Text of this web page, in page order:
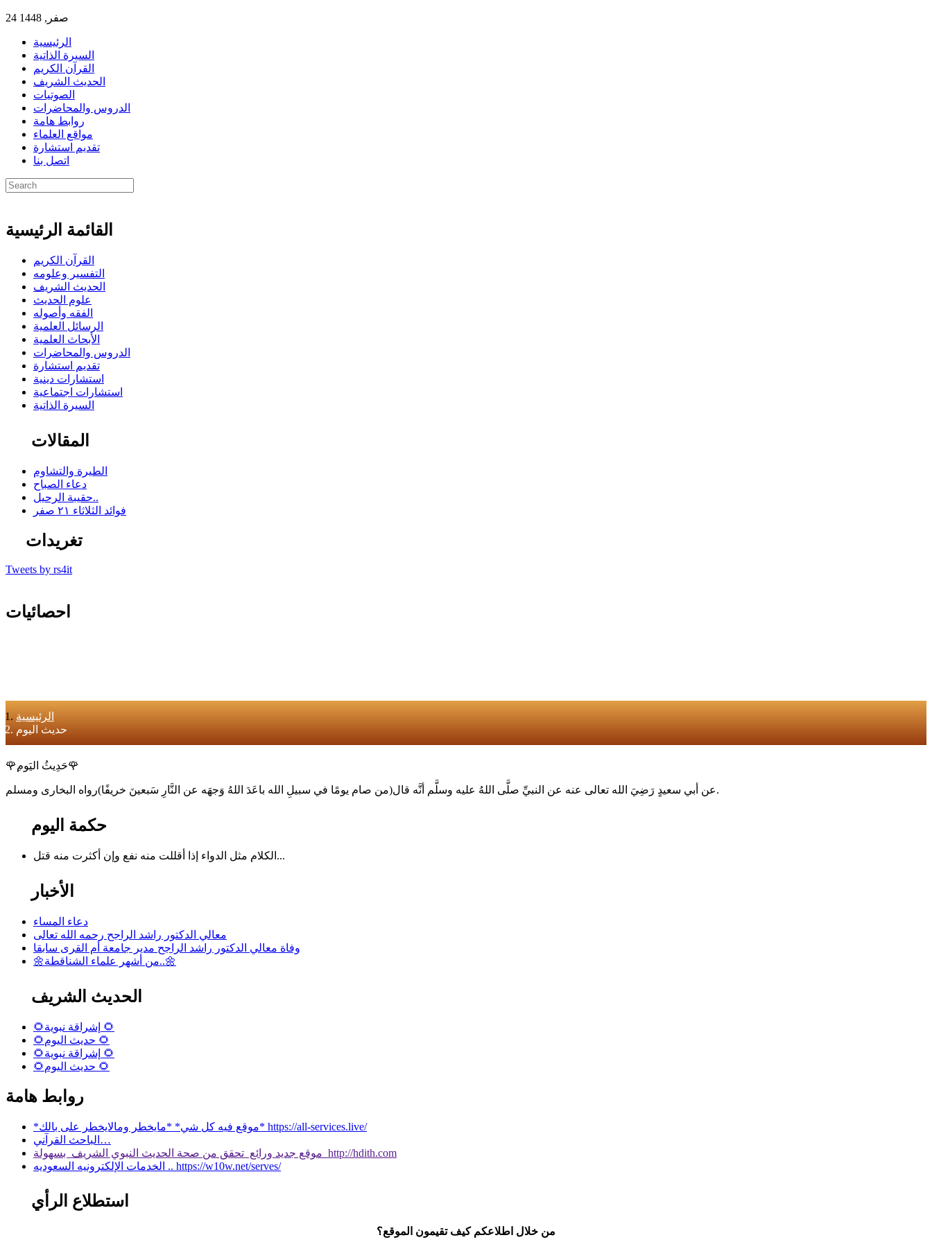
24 صفر, 1448
الرئيسية
السيرة الذاتية
القرآن الكريم
الحديث الشريف
الصوتيات
الدروس والمحاضرات
روابط هامة
مواقع العلماء
تقديم استشارة
اتصل بنا
القائمة الرئيسية
القرآن الكريم
التفسير وعلومه
الحديث الشريف
علوم الحديث
الفقه وأصوله
الرسائل العلمية
الأبحاث العلمية
الدروس والمحاضرات
تقديم استشارة
استشارات دينية
استشارات اجتماعية
السيرة الذاتية
المقالات
الطيرة والتشاوم
دعاء الصباح
حقيبة الرحيل..
فوائد الثلاثاء ٢١ صفر
تغريدات
Tweets by rs4it
احصائيات
الرئيسية
حديث اليوم
🌹ِحَدِيثُ اليَوم🌹
عن أبي سعيدٍ رَضِيَ الله تعالى عنه عن النبيِّ صلَّى اللهُ عليه وسلَّم أنَّه قال(من صام يومًا في سبيلِ الله باعَدَ اللهُ وَجهَه عن النَّارِ سَبعينَ خريفًا)رواه البخارى ومسلم.
حكمة اليوم
الكلام مثل الدواء إذا أقللت منه نفع وإن أكثرت منه قتل...
الأخبار
دعاء المساء
معالي الدكتور راشد الراجح رحمه الله تعالى
وفاة معالي الدكتور راشد الراجح مدير جامعة أم القرى سابقا
🌼من أشهر علماء الشناقطة..🌼
الحديث الشريف
🌻إشراقة نبوية 🌻
🌻حديث اليوم 🌻
🌻إشراقة نبوية 🌻
🌻حديث اليوم 🌻
روابط هامة
*موقع فيه كل شي* *مايخطر ومالايخطر على بالك* https://all-services.live/
الباحث القرآني…
موقع جديد ورائع تحقق من صحة الحديث النبوي الشريف بسهولة http://hdith.com
الخدمات الإلكترونيه السعوديه .. https://w10w.net/serves/
استطلاع الرأي
من خلال اطلاعكم كيف تقيمون الموقع؟